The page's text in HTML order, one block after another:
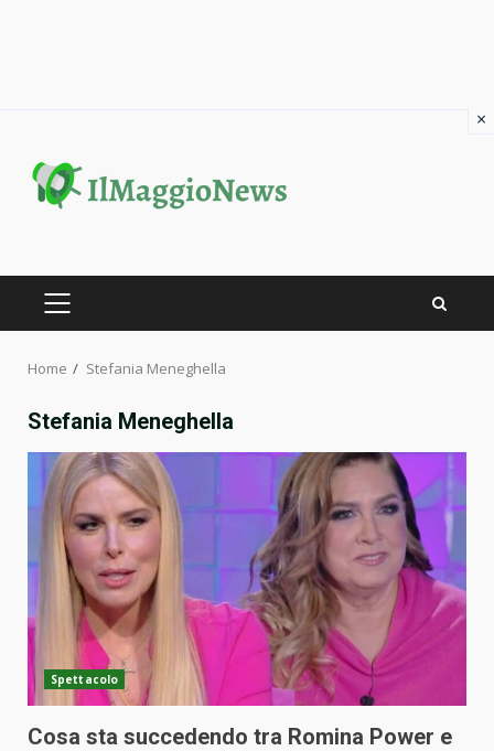
content
PRIMARY
Home Stefania Meneghella
Stefania Meneghella
Spettacolo
Cosa sta succedendo tra Romina Power e
×